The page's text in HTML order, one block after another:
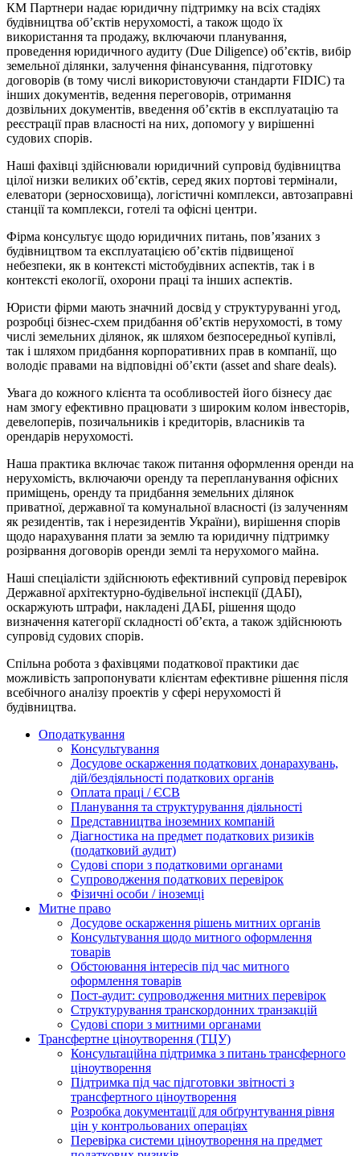
КМ Партнери надає юридичну підтримку на всіх стадіях
будівництва об’єктів нерухомості, а також щодо їх
використання та продажу, включаючи планування,
проведення юридичного аудиту (Due Diligence) об’єктів, вибір
земельної ділянки, залучення фінансування, підготовку
договорів (в тому числі використовуючи стандарти FIDIC) та
інших документів, ведення переговорів, отримання
дозвільних документів, введення об’єктів в експлуатацію та
реєстрації прав власності на них, допомогу у вирішенні
судових спорів.
Наші фахівці здійснювали юридичний супровід будівництва
цілої низки великих об’єктів, серед яких портові термінали,
елеватори (зерносховища), логістичні комплекси, автозаправні
станції та комплекси, готелі та офісні центри.
Фірма консультує щодо юридичних питань, пов’язаних з
будівництвом та експлуатацією об’єктів підвищеної
небезпеки, як в контексті містобудівних аспектів, так і в
контексті екології, охорони праці та інших аспектів.
Юристи фірми мають значний досвід у структуруванні угод,
розробці бізнес-схем придбання об’єктів нерухомості, в тому
числі земельних ділянок, як шляхом безпосередньої купівлі,
так і шляхом придбання корпоративних прав в компанії, що
володіє правами на відповідні об’єкти (asset and share deals).
Увага до кожного клієнта та особливостей його бізнесу дає
нам змогу ефективно працювати з широким колом інвесторів,
девелоперів, позичальників і кредиторів, власників та
орендарів нерухомості.
Наша практика включає також питання оформлення оренди на
нерухомість, включаючи оренду та перепланування офісних
приміщень, оренду та придбання земельних ділянок
приватної, державної та комунальної власності (із залученням
як резидентів, так і нерезидентів України), вирішення спорів
щодо нарахування плати за землю та юридичну підтримку
розірвання договорів оренди землі та нерухомого майна.
Наші спеціалісти здійснюють ефективний супровід перевірок
Державної архітектурно-будівельної інспекції (ДАБІ),
оскаржують штрафи, накладені ДАБІ, рішення щодо
визначення категорії складності об’єкта, а також здійснюють
супровід судових спорів.
Спільна робота з фахівцями податкової практики дає
можливість запропонувати клієнтам ефективне рішення після
всебічного аналізу проектів у сфері нерухомості й
будівництва.
Оподаткування
Консультування
Досудове оскарження податкових донарахувань,
дій/бездіяльності податкових органів
Оплата праці / ЄСВ
Планування та структурування діяльності
Представництва іноземних компаній
Діагностика на предмет податкових ризиків
(податковий аудит)
Судові спори з податковими органами
Супроводження податкових перевірок
Фізичні особи / іноземці
Митне право
Досудове оскарження рішень митних органів
Консультування щодо митного оформлення
товарів
Обстоювання інтересів під час митного
оформлення товарів
Пост-аудит: супроводження митних перевірок
Структурування транскордонних транзакцій
Судові спори з митними органами
Трансфертне ціноутворення (ТЦУ)
Консультаційна підтримка з питань трансферного
ціноутворення
Підтримка під час підготовки звітності з
трансфертного ціноутворення
Розробка документації для обґрунтування рівня
цін у контрольованих операціях
Перевірка системи ціноутворення на предмет